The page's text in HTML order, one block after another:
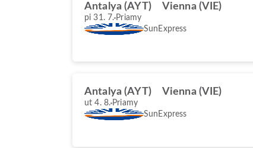
Antalya (AYT) Vienna (VIE)
pi 31. 7. Priamy
SunExpress
Antalya (AYT) Vienna (VIE)
ut 4. 8. Priamy
SunExpress